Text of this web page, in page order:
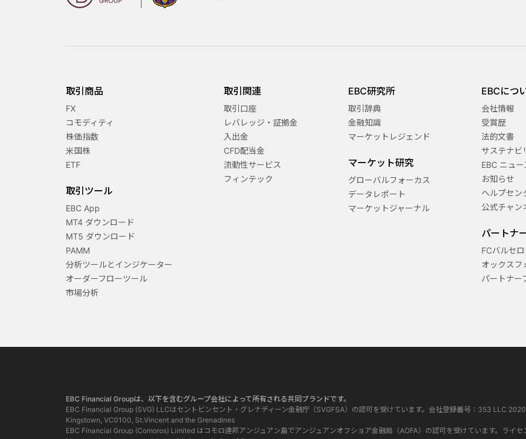
取引商品
FX
コモディティ
株価指数
米国株
ETF
取引ツール
EBC App
MT4 ダウンロード
MT5 ダウンロード
PAMM
分析ツールとインジケーター
オーダーフローツール
市場分析
取引関連
取引口座
レバレッジ・証拠金
入出金
CFD配当金
流動性サービス
フィンテック
EBC研究所
取引辞典
金融知識
マーケットレジェンド
マーケット研究
グローバルフォーカス
データレポート
マーケットジャーナル
EBCにつ
会社情報
受賞歴
法的文書
サステナビ
EBC ニュー
お知らせ
ヘルプセン
公式チャン
パートナ
FCバルセ
オックスフ
パートナー
EBC Financial Groupは、以下を含むグループ会社によって所有される共同ブランドです。
EBC Financial Group (SVG) LLCはセントビンセント・グレナディーン金融庁（SVGFSA）の認可を受けています。会社登録番号：353 LLC
Kingstown, VC0100, St.Vincent and the Grenadines
EBC Financial Group (Comoros) Limited はコモロ連邦アンジュアン島でアンジュアンオフショア金融局（AOFA）の認可を受けています。ライ